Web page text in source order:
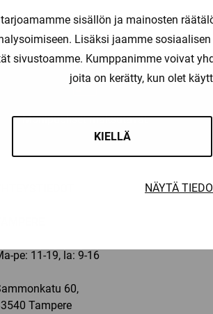
sisällön ja mainosten
Lisäksi jaamme
sivustoamme. Kumppanimme voivat
joita on kerätty, kun olet
KIELLÄ
NÄYTÄ
Monipuoliset maksutavat
pe: 11-19, la: 9-16
60,
Tampere